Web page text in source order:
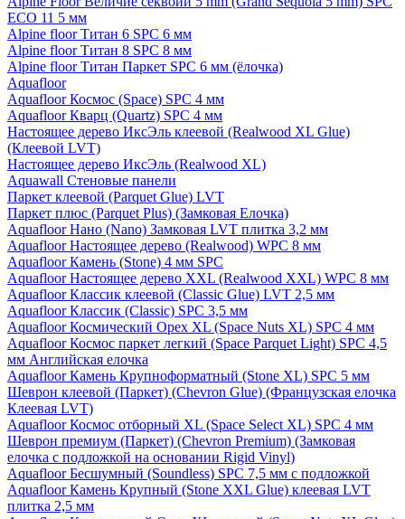
ECO 11 5 мм
Alpine floor Титан 6 SPC 6 мм
Alpine floor Титан 8 SPC 8 мм
Alpine floor Титан Паркет SPC 6 мм (ёлочка)
Aquafloor
Aquafloor Космос (Space) SPC 4 мм
Aquafloor Кварц (Quartz) SPC 4 мм
Настоящее дерево ИксЭль клеевой (Realwood XL Glue)
(Клеевой LVT)
Настоящее дерево ИксЭль (Realwood XL)
Aquawall Стеновые панели
Паркет клеевой (Parquet Glue) LVT
Паркет плюс (Parquet Plus) (Замковая Елочка)
Aquafloor Нано (Nano) Замковая LVT плитка 3,2 мм
Aquafloor Настоящее дерево (Realwood) WPC 8 мм
Aquafloor Камень (Stone) 4 мм SPC
Aquafloor Настоящее дерево XXL (Realwood XXL) WPC 8 мм
Aquafloor Классик клеевой (Classic Glue) LVT 2,5 мм
Aquafloor Классик (Classic) SPC 3,5 мм
Aquafloor Космический Орех XL (Space Nuts XL) SPC 4 мм
Aquafloor Космос паркет легкий (Space Parquet Light) SPC 4,5
мм Английская елочка
Aquafloor Камень Крупноформатный (Stone XL) SPC 5 мм
Шеврон клеевой (Паркет) (Chevron Glue) (Французская елочка
Клеевая LVT)
Aquafloor Космос отборный XL (Space Select XL) SPC 4 мм
Шеврон премиум (Паркет) (Chevron Premium) (Замковая
елочка с подложкой на основании Rigid Vinyl)
Aquafloor Бесшумный (Soundless) SPC 7,5 мм с подложкой
Aquafloor Камень Крупный (Stone XXL Glue) клеевая LVT
плитка 2,5 мм